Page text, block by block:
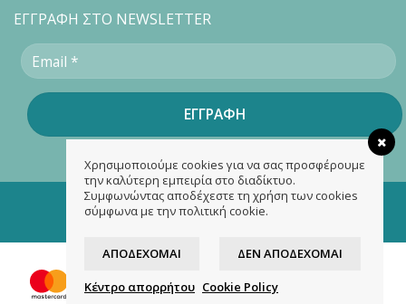
ΕΓΓΡΑΦΗ ΣΤΟ NEWSLETTER
Copyright 2026 ©doubletrouble.gr
Designed & developed by
Χρησιμοποιούμε cookies για να σας προσφέρουμε
την καλύτερη εμπειρία στο διαδίκτυο.
Συμφωνώντας αποδέχεστε τη χρήση των cookies
σύμφωνα με την πολιτική cookie.
ΑΠΟΔΈΧΟΜΑΙ ΔΕΝ ΑΠΟΔΈΧΟΜΑΙ
Κέντρο απορρήτου Cookie Policy